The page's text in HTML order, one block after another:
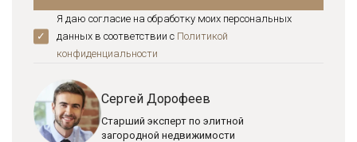
Я даю согласие на обработку моих персональных
данных в соответствии с Политикой
конфиденциальноcти
Сергей Дорофеев
Старший эксперт по элитной
загородной недвижимости